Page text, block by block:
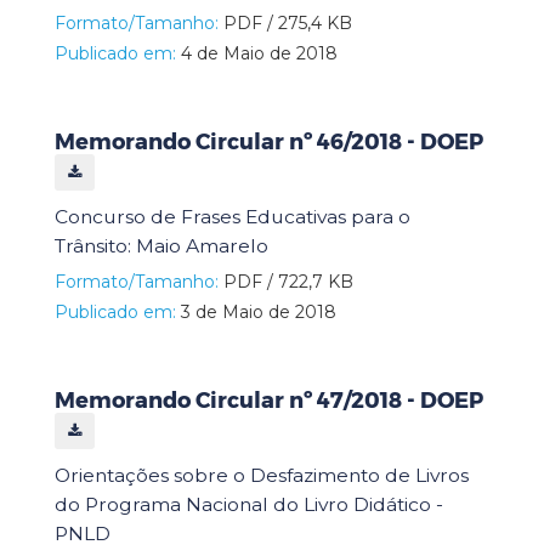
Formato/Tamanho: PDF / 275,4 KB
Publicado em: 4 de Maio de 2018
Memorando Circular nº 46/2018 - DOEP
Concurso de Frases Educativas para o
Trânsito: Maio Amarelo
Formato/Tamanho: PDF / 722,7 KB
Publicado em: 3 de Maio de 2018
Memorando Circular nº 47/2018 - DOEP
Orientações sobre o Desfazimento de Livros
do Programa Nacional do Livro Didático -
PNLD